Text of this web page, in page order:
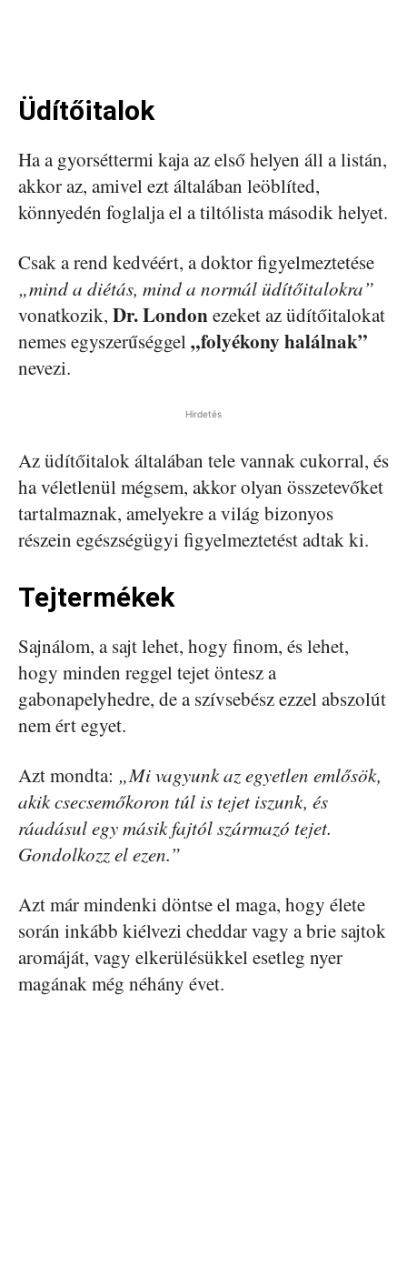
Üdítőitalok
Ha a gyorséttermi kaja az első helyen áll a listán,
akkor az, amivel ezt általában leöblíted,
könnyedén foglalja el a tiltólista második helyet.
Csak a rend kedvéért, a doktor figyelmeztetése
„mind a diétás, mind a normál üdítőitalokra”
vonatkozik, Dr. Londonezeket az üdítőitalokat
nemes egyszerűséggel„folyékony halálnak”
nevezi.
Hirdetés
Az üdítőitalok általában tele vannak cukorral, és
ha véletlenül mégsem, akkor olyan összetevőket
tartalmaznak, amelyekre a világ bizonyos
részein egészségügyi figyelmeztetést adtak ki.
Tejtermékek
Sajnálom, a sajt lehet, hogy finom, és lehet,
hogy minden reggel tejet öntesz a
gabonapelyhedre, de a szívsebész ezzel abszolút
nem ért egyet.
Azt mondta: „Mi vagyunk az egyetlen emlősök,
akik csecsemőkoron túl is tejet iszunk, és
ráadásul egy másik fajtól származó tejet.
Gondolkozz el ezen.”
Azt már mindenki döntse el maga, hogy élete
során inkább kiélvezi cheddar vagy a brie sajtok
aromáját, vagy elkerülésükkel esetleg nyer
magának még néhány évet.